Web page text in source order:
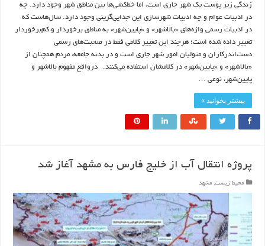
زندگی زیر پوست یک شهر جاری است، اما خط‌کشی‌ها بین مناطق شهر وجود دارد. چه
در ادبیات عوام و چه ادبیات شهرسازی این جدایی‌گزینی وجود دارد. سال‌هاست که
در ادبیات رسمی واژه‌های «بالاشهر» و «پایین‌شهر» به مناطق برخوردار و کم‌برخوردار
تغییر داده شده است؛ هرچند این تغییر کلامی فقط در صحبت‌های رسمی
دست‌اندرکاران و متولیان امور شهر جاری است و در بدنه جامعه، مردم همچنان از
«بالاشهر» و «پایین‌شهر» در کلامشان استفاده می‌کنند. درواقع مفهوم بالاشهر و
پایین‌شهر، نوعی …
بیشتر بخوانید »
پروژه انتقال آب از خلیج فارس به مشهد آغاز شد
محیط زیست, مشهد